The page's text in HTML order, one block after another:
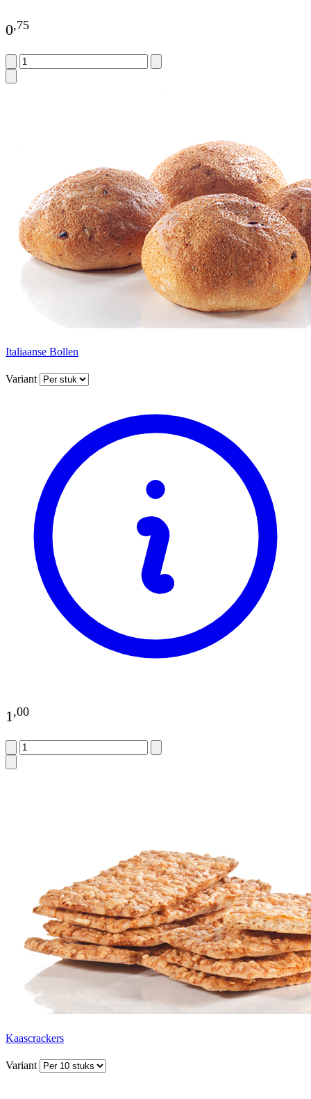
0,75
Italiaanse Bollen
Variant
1,00
Kaascrackers
Variant